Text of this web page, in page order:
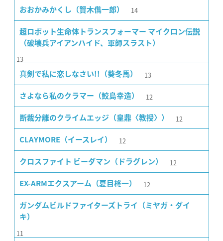
おおかみかくし（賢木儁一郎） 14
超ロボット生命体トランスフォーマー マイクロン伝説
（破壊兵アイアンハイド、軍師スラスト）
13
真剣で私に恋しなさい!!（葵冬馬） 13
さよなら私のクラマー（鮫島幸造） 12
断裁分離のクライムエッジ（皇鼎〈教授〉） 12
CLAYMORE（イースレイ） 12
クロスファイト ビーダマン（ドラグレン） 12
EX-ARMエクスアーム（夏目柊一） 12
ガンダムビルドファイターズトライ（ミヤガ・ダイ
キ）
11